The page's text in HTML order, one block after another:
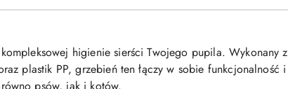
higienie sierści Twojego pupila. Wykonany z
plastik PP, grzebień ten łączy w sobie funkcjonalność i